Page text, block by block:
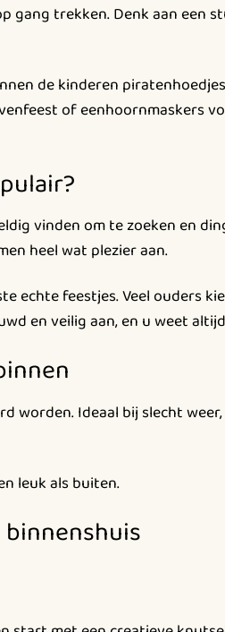
trekken. Denk aan een
de kinderen
of eenhoornmaskers
vinden om te zoeken en
heel wat plezier aan.
echte feestjes. Veel ouders
en veilig aan, en u weet
worden. Ideaal bij slecht
leuk als buiten.